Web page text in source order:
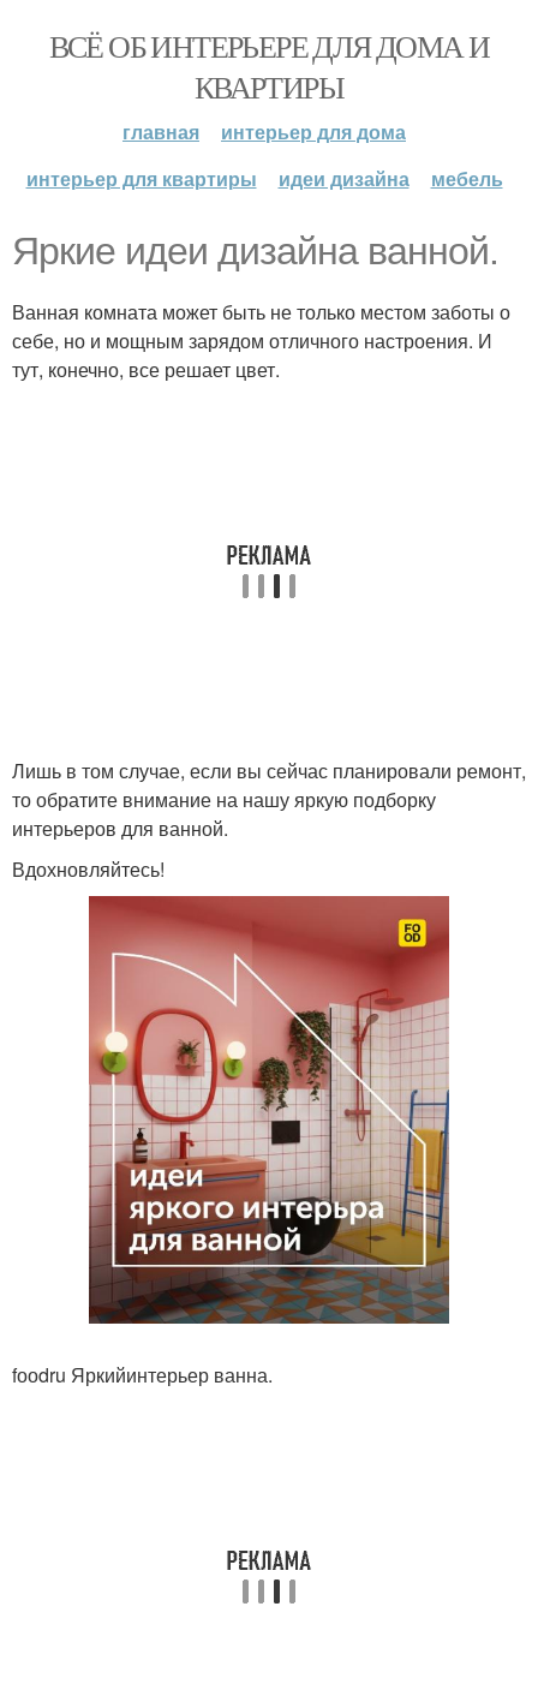
ВСЁ ОБ ИНТЕРЬЕРЕ ДЛЯ ДОМА И
КВАРТИРЫ
главная
интерьер для дома
интерьер для квартиры
идеи дизайна мебель
Яркие идеи дизайна ванной.
Ванная комната может быть не только местом заботы о
себе, но и мощным зарядом отличного настроения. И
тут, конечно, все решает цвет.
Лишь в том случае, если вы сейчас планировали ремонт,
то обратите внимание на нашу яркую подборку
интерьеров для ванной.
Вдохновляйтесь!
fооdru Яркийинтерьер ванна.